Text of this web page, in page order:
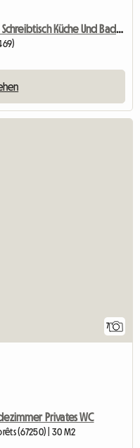
1 Möbliertes Zimmer Mit Bett Schreibtisch Küche Und Badben
7
Privates WC
(67250) | 30 M2